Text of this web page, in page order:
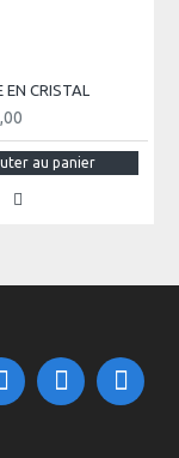
EN CRISTAL
au panier